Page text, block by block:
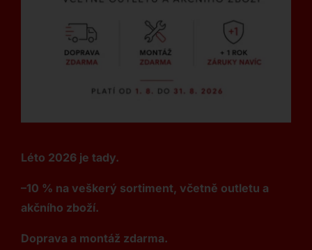
Léto 2026 je tady.
–10 % na veškerý sortiment, včetně outletu a
akčního zboží.
Doprava a montáž zdarma.